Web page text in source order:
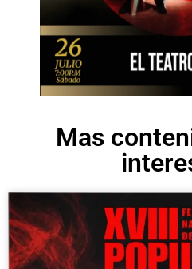
Mas